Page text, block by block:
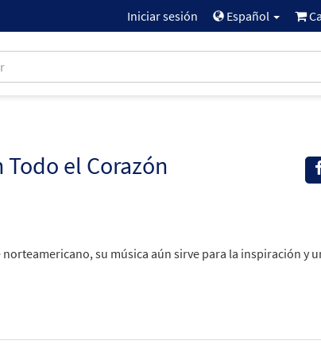
Iniciar sesión Español
el Corazón
su música aún sirve para la inspiración y